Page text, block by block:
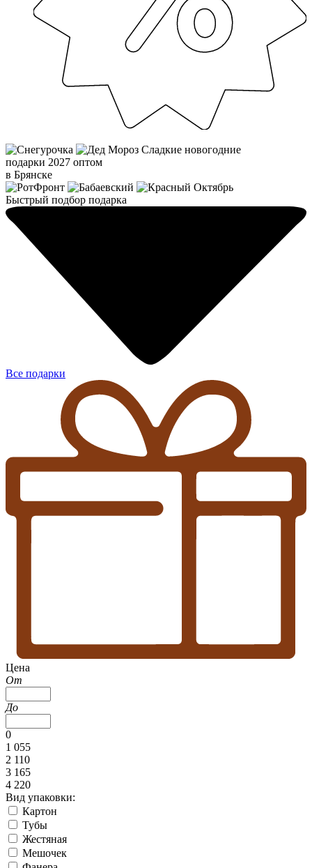
Сладкие новогодние
подарки 2027 оптом
в Брянске
Быстрый подбор подарка
Все подарки
Цена
От
До
0
1 055
2 110
3 165
4 220
Вид упаковки:
Картон
Тубы
Жестяная
Мешочек